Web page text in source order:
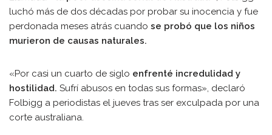
luchó más de dos décadas por probar su inocencia y fue
perdonada meses atrás cuando se probó que los niños
murieron de causas naturales.
«Por casi un cuarto de siglo enfrenté incredulidad y
hostilidad. Sufrí abusos en todas sus formas», declaró
Folbigg a periodistas el jueves tras ser exculpada por una
corte australiana.